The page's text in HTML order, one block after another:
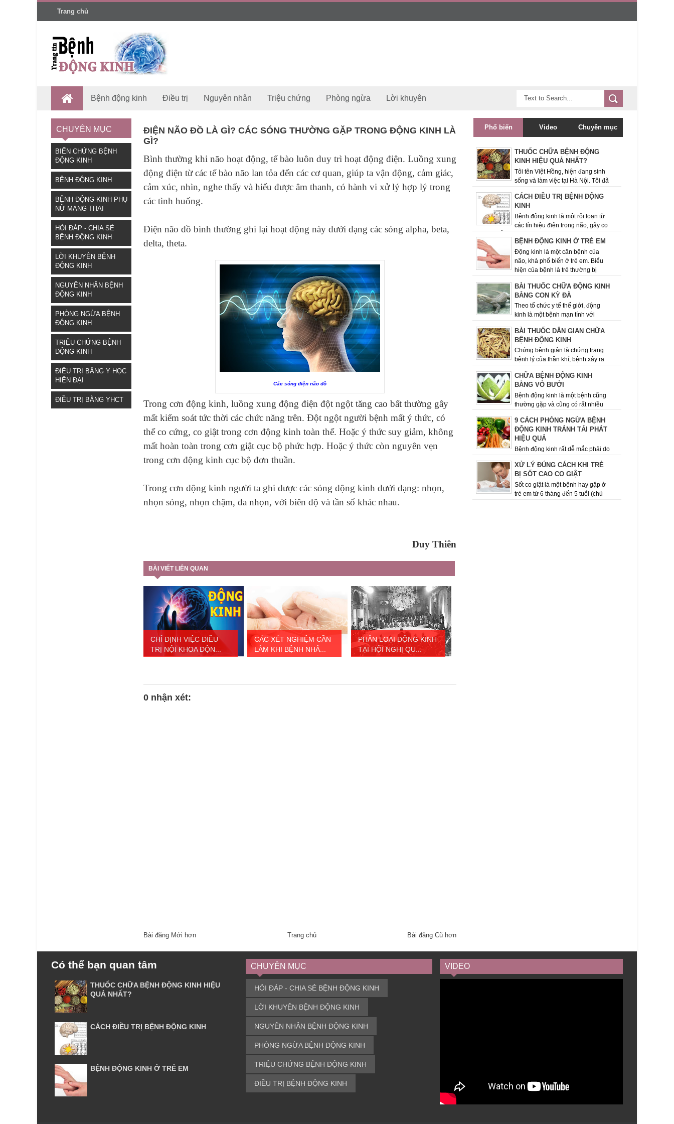
Trang chủ
Bệnh động kinh Điều trị Nguyên nhân Triệu chứng Phòng ngừa Lời khuyên
CHUYÊN MỤC
BIẾN CHỨNG BỆNH
ĐỘNG KINH
BỆNH ĐỘNG KINH
BỆNH ĐỘNG KINH PHỤ
NỮ MANG THAI
HỎI ĐÁP - CHIA SẺ
BỆNH ĐỘNG KINH
LỜI KHUYÊN BỆNH
ĐỘNG KINH
NGUYÊN NHÂN BỆNH
ĐỘNG KINH
PHÒNG NGỪA BỆNH
ĐỘNG KINH
TRIỆU CHỨNG BỆNH
ĐỘNG KINH
ĐIỀU TRỊ BẰNG Y HỌC
HIỆN ĐẠI
ĐIỀU TRỊ BẰNG YHCT
ĐIỆN NÃO ĐỒ LÀ GÌ? CÁC SÓNG THƯỜNG GẶP TRONG ĐỘNG KINH LÀ
GÌ?
Bình thường khi não hoạt động, tế bào luôn duy trì hoạt động điện. Luồng xung
động điện từ các tế bào não lan tỏa đến các cơ quan, giúp ta vận động, cảm giác,
cảm xúc, nhìn, nghe thấy và hiểu được âm thanh, có hành vi xử lý hợp lý trong
các tình huống.
Điện não đồ bình thường ghi lại hoạt động này dưới dạng các sóng alpha, beta,
delta, theta.
Các sóng điện não đồ
Trong cơn động kinh, luồng xung động điện đột ngột tăng cao bất thường gây
mất kiểm soát tức thời các chức năng trên. Đột ngột người bệnh mất ý thức, có
thể co cứng, co giật trong cơn động kinh toàn thể. Hoặc ý thức suy giảm, không
mất hoàn toàn trong cơn giật cục bộ phức hợp. Hoặc ý thức còn nguyên vẹn
trong cơn động kinh cục bộ đơn thuần.
Trong cơn động kinh người ta ghi được các sóng động kinh dưới dạng: nhọn,
nhọn sóng, nhọn chậm, đa nhọn, với biên độ và tần số khác nhau.
Duy Thiên
BÀI VIẾT LIÊN QUAN
CHỈ ĐỊNH VIỆC ĐIỀU
TRỊ NỘI KHOA ĐỘN...
CÁC XÉT NGHIỆM CẦN
LÀM KHI BỆNH NHÂ...
PHÂN LOẠI ĐỘNG KINH
TẠI HỘI NGHỊ QU...
0 nhận xét:
Bài đăng Mới hơn Bài đăng Cũ hơn
Trang chủ
Phổ biến Video Chuyên mục
THUỐC CHỮA BỆNH ĐỘNG
KINH HIỆU QUẢ NHẤT?
Tôi tên Việt Hồng, hiện đang sinh
sống và làm việc tại Hà Nội. Tôi đã
thời gian và rất quan ...CÁCH ĐIỀU TRỊ BỆNH ĐỘNG
KINH
Bệnh động kinh là một rối loạn từ
các tín hiệu điện trong não, gây co
giản là nhìn ngây ...BỆNH ĐỘNG KINH Ở TRẺ EM
Động kinh là một căn bệnh của
não, khá phổ biến ở trẻ em. Biểu
hiện của bệnh là trẻ thường bị
BÀI THUỐC CHỮA ĐỘNG KINH
BẰNG CON KỲ ĐÀ
Theo tổ chức y tế thế giới, động
kinh là một bệnh mạn tính với
lặp đi lặp lại các cơn co ...BÀI THUỐC DÂN GIAN CHỮA
BỆNH ĐỘNG KINH
Chứng bệnh giản là chứng trạng
bệnh lý của thần khí, bệnh xảy ra
nhân sự mắt trực thị sù...CHỮA BỆNH ĐỘNG KINH
BẰNG VỎ BƯỞI
Bệnh động kinh là một bệnh cũng
thường gặp và cũng có rất nhiều
bệnh lý tương đối phổ...9 CÁCH PHÒNG NGỪA BỆNH
ĐỘNG KINH TRÁNH TÁI PHÁT
HIỆU QUẢ
Bệnh động kinh rất dễ mắc phải do
của con người hiện nay. Việc giữ cho mình chế
độ ăn uốn...
XỬ LÝ ĐÚNG CÁCH KHI TRẺ
BỊ SỐT CAO CO GIẬT
Sốt co giật là một bệnh hay gặp ở
trẻ em từ 6 tháng đến 5 tuổi (chủ
Có thể bạn quan tâm
THUỐC CHỮA BỆNH ĐỘNG KINH HIỆU
QUẢ NHẤT?
CÁCH ĐIỀU TRỊ BỆNH ĐỘNG KINH
BỆNH ĐỘNG KINH Ở TRẺ EM
CHUYÊN MỤC
HỎI ĐÁP - CHIA SẺ BỆNH ĐỘNG KINH
LỜI KHUYÊN BỆNH ĐỘNG KINH
NGUYÊN NHÂN BỆNH ĐỘNG KINH
PHÒNG NGỪA BỆNH ĐỘNG KINH
TRIỆU CHỨNG BỆNH ĐỘNG KINH
ĐIỀU TRỊ BỆNH ĐỘNG KINH
VIDEO